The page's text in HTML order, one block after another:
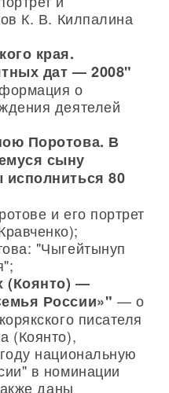
К. В. Килпалина
края.
дат — 2008"
о
деятелей
Поротова. В
сыну
80
и его портрет
"Чыгейтынуп
(Коянто) —
России»" — о
писателя
(Коянто),
национальную
в номинации
даны